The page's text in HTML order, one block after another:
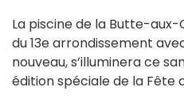
La piscine de la Butte-
du 13e arrondissement
nouveau, s’illuminera ce
édition spéciale de la Fête